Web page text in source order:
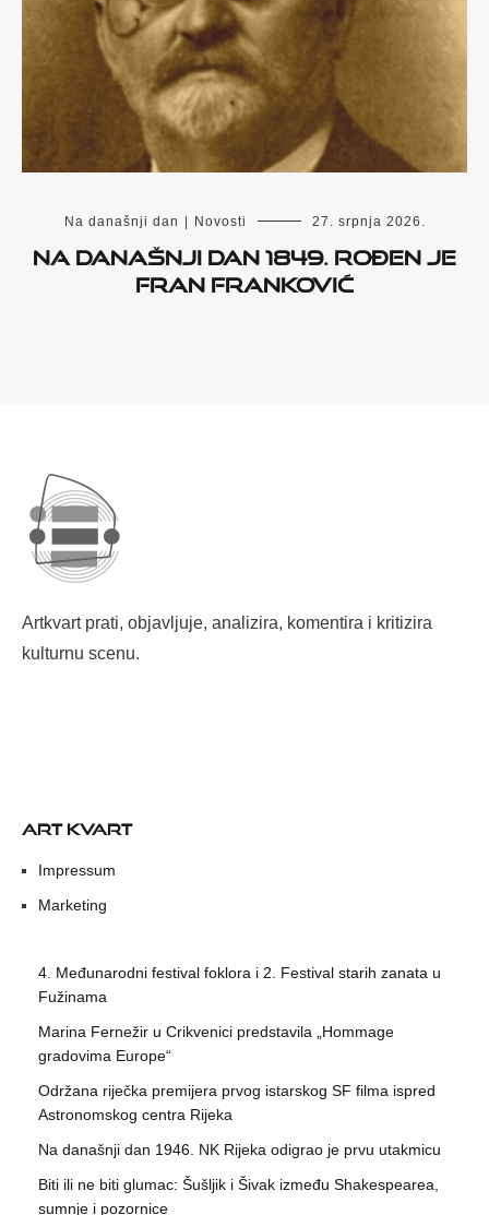
Na današnji dan Novosti 27. srpnja 2026.
Na današnji dan 1849. rođen je
Fran Franković
Artkvart prati, objavljuje, analizira, komentira i kritizira
kulturnu scenu.
ART KVART
Impressum
Marketing
4. Međunarodni festival foklora i 2. Festival starih zanata u
Fužinama
Marina Fernežir u Crikvenici predstavila „Hommage
gradovima Europe“
Održana riječka premijera prvog istarskog SF filma ispred
Astronomskog centra Rijeka
Na današnji dan 1946. NK Rijeka odigrao je prvu utakmicu
Biti ili ne biti glumac: Šušljik i Šivak između Shakespearea,
sumnje i pozornice